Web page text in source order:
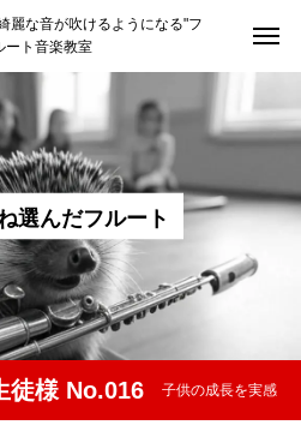
麗な音が吹けるようになる"フ
ート音楽教室
トップページ
レッスン紹介
選んだフルー ト
徒様 No.016 子供の成長を実感